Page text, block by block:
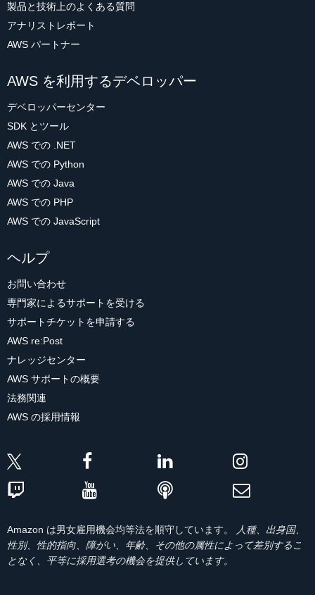
製品と技術上のよくある質問
アナリストレポート
AWS パートナー
AWS を利用するデベロッパー
デベロッパーセンター
SDK とツール
AWS での .NET
AWS での Python
AWS での Java
AWS での PHP
AWS での JavaScript
ヘルプ
お問い合わせ
専門家によるサポートを受ける
サポートチケットを申請する
AWS re:Post
ナレッジセンター
AWS サポートの概要
法務関連
AWS の採用情報
Amazon は男女雇用機会均等法を順守しています。
人種、出身国、
性別、性的指向、障がい、年齢、その他の属性によって差別するこ
となく、平等に採用選考の機会を提供しています。